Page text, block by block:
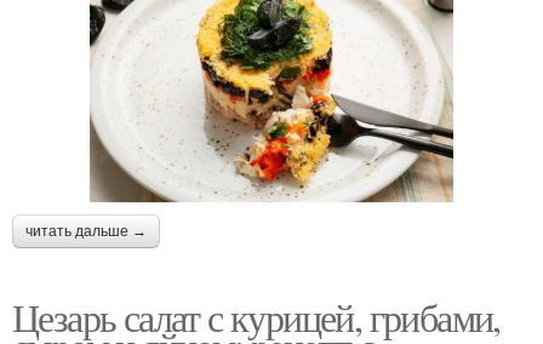
читать дальше →
Цезарь салат с курицей, грибами,